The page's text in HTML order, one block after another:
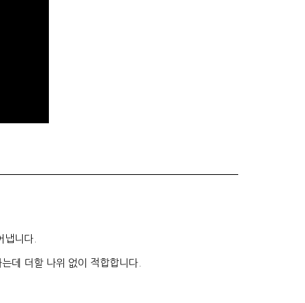
냅니다.
데 더할 나위 없이 적합합니다.